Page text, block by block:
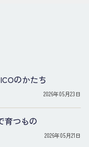
のかたち
2026年05月23日
育つもの
2026年05月21日